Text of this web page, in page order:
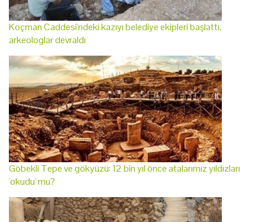
Koçman Caddesi'ndeki kazıyı belediye ekipleri başlattı,
arkeologlar devraldı
Göbekli Tepe ve gökyüzü: 12 bin yıl önce atalarımız yıldızları
'okudu' mu?